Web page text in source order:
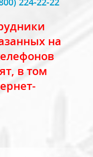
на
в том